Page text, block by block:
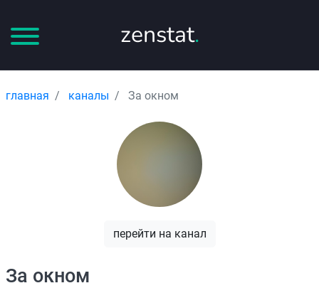
zenstat.
главная каналы За окном
перейти на канал
За окном